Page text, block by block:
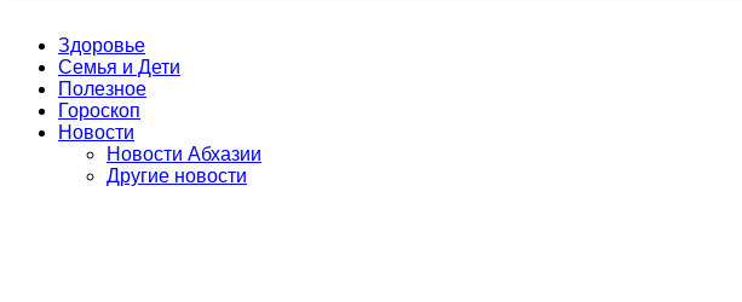
Здоровье
Семья и Дети
Полезное
Гороскоп
Новости
Новости Абхазии
Другие новости